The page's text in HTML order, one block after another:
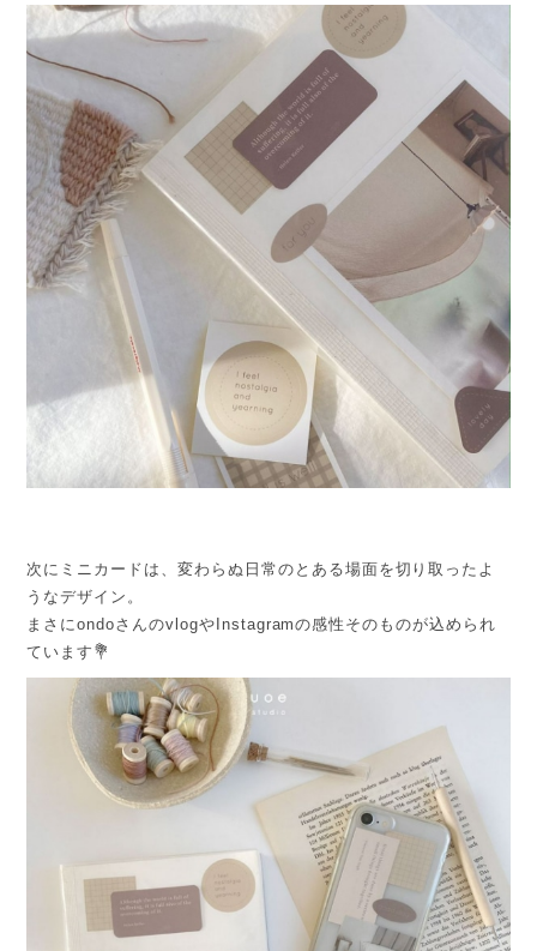
次にミニカードは、変わらぬ日常のとある場面を切り取ったよ
うなデザイン。
まさにondoさんのvlogやInstagramの感性そのものが込められ
ています💐